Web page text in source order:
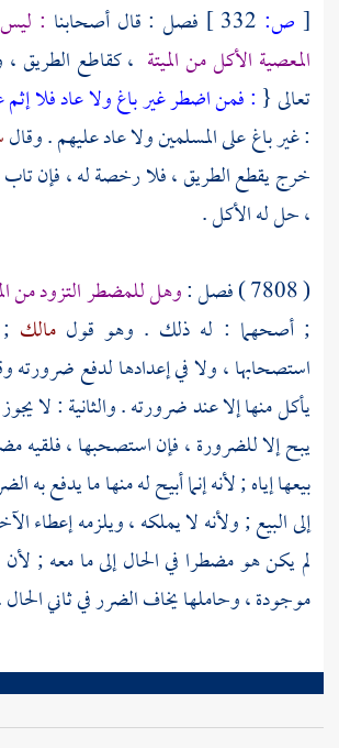
[ ص: فصل : قال أصحابنا :
المعصية الأكل من الميتة ، كقاطع الطريق ،
تعالى { : فمن اضطر غير باغ ولا عاد فلا إثم
: غير باغ على المسلمين ولا عاد عليهم . وقال
خرج يقطع الطريق ، فلا رخصة له ، فإن
، حل له الأكل .
( 7808 ) فصل :
وهل للمضطر التزود من
; أصحهما : له ذلك . وهو قولمالك
استصحابها ، ولا في إعدادها لدفع ضرورته
يأكل منها إلا عند ضرورته . والثانية : لا
يبح إلا للضرورة ، فإن استصحبها ، فلقيه
بيعها إياه ; لأنه إنما أبيح له منها ما يدفع
إلى البيع ; ولأنه لا يملكه ، ويلزمه إعطاء
لم يكن هو مضطرا في الحال إلى ما معه ;
موجودة ، وحاملها يخاف الضرر في ثاني